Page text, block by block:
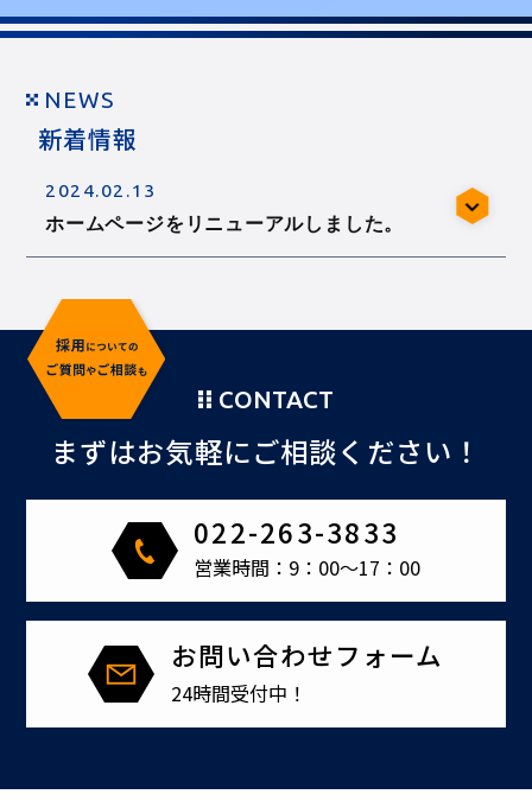
NEWS
新着情報
2024.02.13
ホームページをリニューアルしました。
CONTACT
まずはお気軽にご相談ください！
022-263-3833
営業時間：9：00～17：00
お問い合わせフォーム
24時間受付中！